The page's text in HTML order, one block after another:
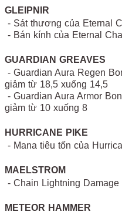
GLEIPNIR
- Sát thương của Eternal
- Bán kính của Eternal
GUARDIAN GREAVES
- Guardian Aura Regen
giảm từ 18,5 xuống 14,5
- Guardian Aura Armor
giảm từ 10 xuống 8
HURRICANE PIKE
- Mana tiêu tốn của
MAELSTROM
- Chain Lightning
METEOR HAMMER